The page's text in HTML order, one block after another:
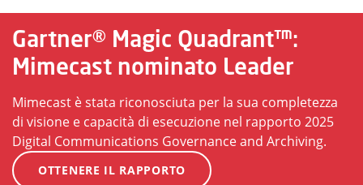
Gartner® Magic Quadrant™:
Mimecast nominato Leader
Mimecast è stata riconosciuta per la sua completezza
di visione e capacità di esecuzione nel rapporto 2025
Digital Communications Governance and Archiving.
OTTENERE IL RAPPORTO